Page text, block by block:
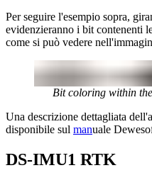
Per seguire l'esempio sopra,
evidenzieranno i bit contenenti
come si può vedere
Bit coloring within
Una descrizione dettagliata
disponibile sul manuale
DS-IMU1 RTK